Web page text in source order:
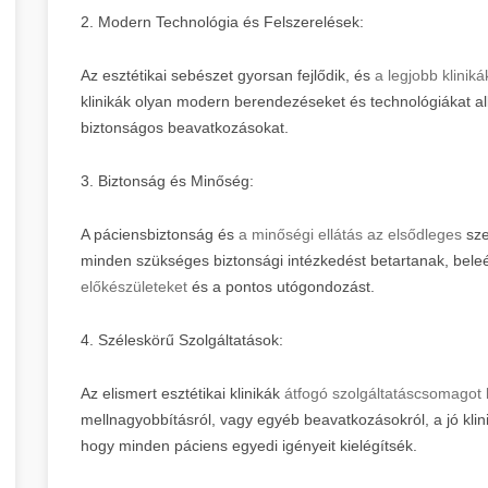
2. Modern Technológia és Felszerelések:
Az esztétikai sebészet gyorsan fejlődik, és a legjobb
klinikák olyan modern berendezéseket és technológiákat
biztonságos beavatkozásokat.
3. Biztonság és Minőség:
A páciensbiztonság és a minőségi ellátás az elsődleges
minden szükséges biztonsági intézkedést betartanak,
előkészületeket és a pontos utógondozást.
4. Széleskörű Szolgáltatások:
Az elismert esztétikai klinikák átfogó szolgáltatáscsomagot
mellnagyobbításról, vagy egyéb beavatkozásokról, a jó
hogy minden páciens egyedi igényeit kielégítsék.